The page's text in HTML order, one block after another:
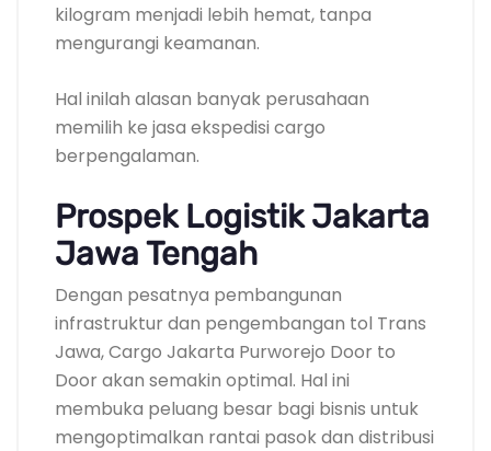
kilogram menjadi lebih hemat, tanpa
mengurangi keamanan.
Hal inilah alasan banyak perusahaan
memilih ke jasa ekspedisi cargo
berpengalaman.
Prospek Logistik Jakarta
Jawa Tengah
Dengan pesatnya pembangunan
infrastruktur dan pengembangan tol Trans
Jawa, Cargo Jakarta Purworejo Door to
Door akan semakin optimal. Hal ini
membuka peluang besar bagi bisnis untuk
mengoptimalkan rantai pasok dan distribusi